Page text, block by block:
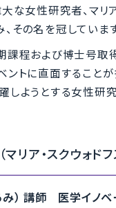
な女性研究者、マリ
その名を冠しています
課程および博士号
ントに直面すること
しようとする女性
リア・スクウォド
み） 講師 医学イノ